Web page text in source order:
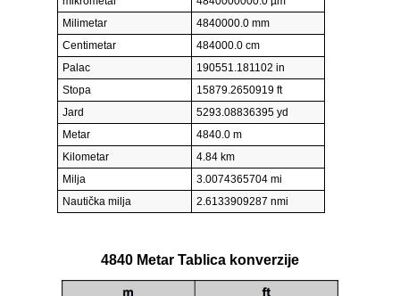
Milimetar
4840000.0 mm
Centimetar
484000.0 cm
Palac
190551.181102 in
Stopa
15879.2650919 ft
Jard
5293.08836395 yd
Metar
4840.0 m
Kilometar
4.84 km
Milja
3.0074365704 mi
Nautička milja
2.6133909287 nmi
4840 Metar Tablica konverzije